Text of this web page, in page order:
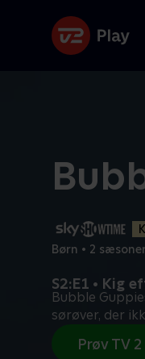
Børn • 2
S2:E1 • Kig
Bubble
sørøver, der
Prøv TV